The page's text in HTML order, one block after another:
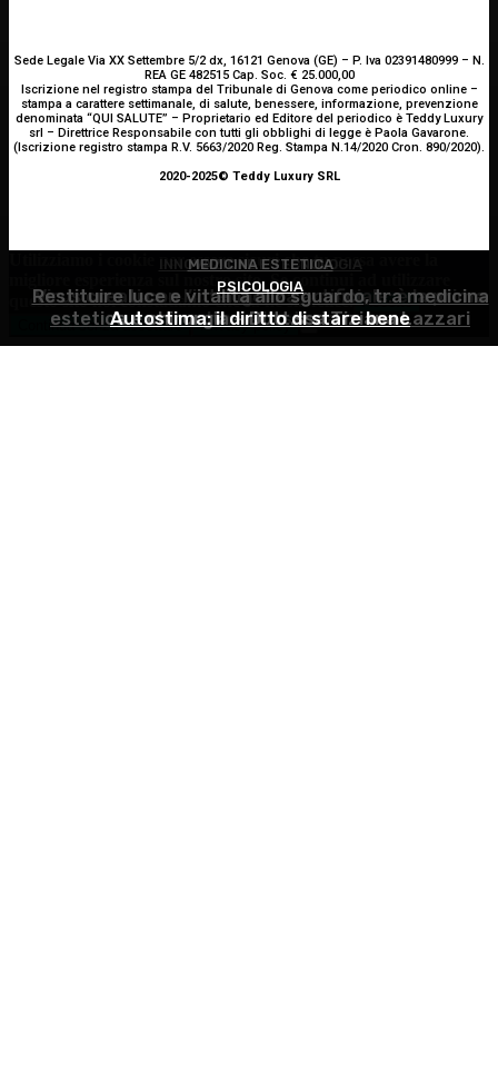
INNOVAZIONE E TECNOLOGIA
Virus creati con l’intelligenza artificiale: è la prima
volta nella storia
MEDICINA ESTETICA
Restituire luce e vitalità allo sguardo, tra medicina
estetica e chirurgia – Dott.ssa Tiziana Lazzari
PSICOLOGIA
Autostima: il diritto di stare bene
Sede Legale Via XX Settembre 5/2 dx, 16121 Genova (GE) – P. Iva 02391480999 – N.
REA GE 482515 Cap. Soc. € 25.000,00
Iscrizione nel registro stampa del Tribunale di Genova come periodico online –
stampa a carattere settimanale, di salute, benessere, informazione, prevenzione
denominata “QUI SALUTE” – Proprietario ed Editore del periodico è Teddy Luxury
srl – Direttrice Responsabile con tutti gli obblighi di legge è Paola Gavarone.
(Iscrizione registro stampa R.V. 5663/2020 Reg. Stampa N.14/2020 Cron. 890/2020).
2020-2025© Teddy Luxury SRL
Utilizziamo i cookie per essere sicuri che tu possa avere la
migliore esperienza sul nostro sito. Se continui ad utilizzare
questo sito noi constatiamo che tu ne sia felice. Accetto
Continua senza accettare
Privacy policy